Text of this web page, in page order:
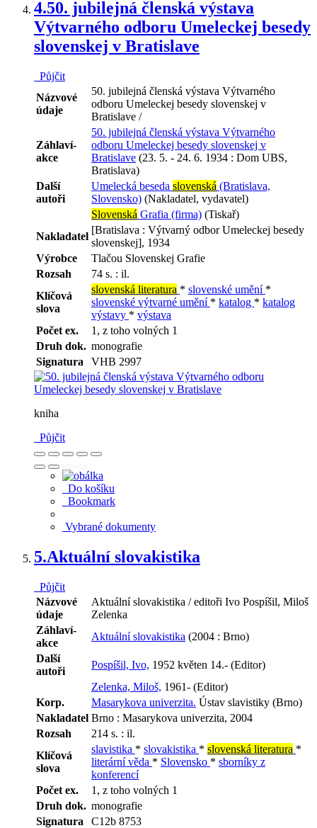
4.50. jubilejná členská výstava
Výtvarného odboru Umeleckej besedy
slovenskej v Bratislave
Půjčit
Názvové
údaje
50. jubilejná členská výstava Výtvarného
odboru Umeleckej besedy slovenskej v
Bratislave /
Záhlaví-
akce
50. jubilejná členská výstava Výtvarného
odboru Umeleckej besedy slovenskej v
Bratislave (23. 5. - 24. 6. 1934 : Dom UBS,
Bratislava)
Další
autoři
Umelecká beseda slovenská (Bratislava,
Slovensko) (Nakladatel, vydavatel)
Slovenská Grafia (firma) (Tiskař)
Nakladatel
[Bratislava : Výtvarný odbor Umeleckej besedy
slovenskej], 1934
Výrobce
Tlačou Slovenskej Grafie
Rozsah
74 s. : il.
Klíčová
slova
slovenská literatura * slovenské umění *
slovenské výtvarné umění * katalog * katalog
výstavy * výstava
Počet ex.
1, z toho volných 1
Druh dok. monografie
Signatura
VHB 2997
kniha
Půjčit
Do košíku
Bookmark
Vybrané dokumenty
5.Aktuální slovakistika
Půjčit
Názvové
údaje
Aktuální slovakistika / editoři Ivo Pospíšil, Miloš
Zelenka
Záhlaví-
akce
Aktuální slovakistika (2004 : Brno)
Další
autoři
Pospíšil, Ivo, 1952 květen 14.- (Editor)
Zelenka, Miloš, 1961- (Editor)
Korp.
Masarykova univerzita. Ústav slavistiky (Brno)
Nakladatel Brno : Masarykova univerzita, 2004
Rozsah
214 s. : il.
Klíčová
slova
slavistika * slovakistika * slovenská literatura *
literární věda * Slovensko * sborníky z
konferencí
Počet ex.
1, z toho volných 1
Druh dok. monografie
Signatura
C12b 8753